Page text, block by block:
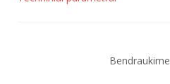
Bendraukime